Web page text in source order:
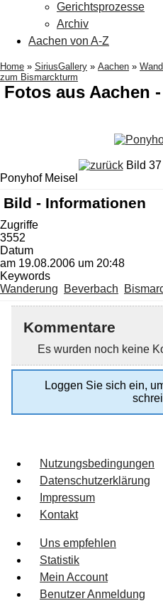
Gerichtsprozesse
Archiv
Aachen von A-Z
Home » SiriusGallery » Aachen »
zum Bismarckturm
Fotos aus Aachen
Bild 37
Ponyhof Meisel
Bild - Informationen
Zugriffe
3552
Datum
am 19.08.2006 um 20:48
Keywords
Wanderung
Beverbach
Kommentare
Es wurden noch keine
Loggen Sie sich ein,
Nutzungsbedingungen
Datenschutzerklärung
Impressum
Kontakt
Uns empfehlen
Statistik
Mein Account
Benutzer Anmeldung